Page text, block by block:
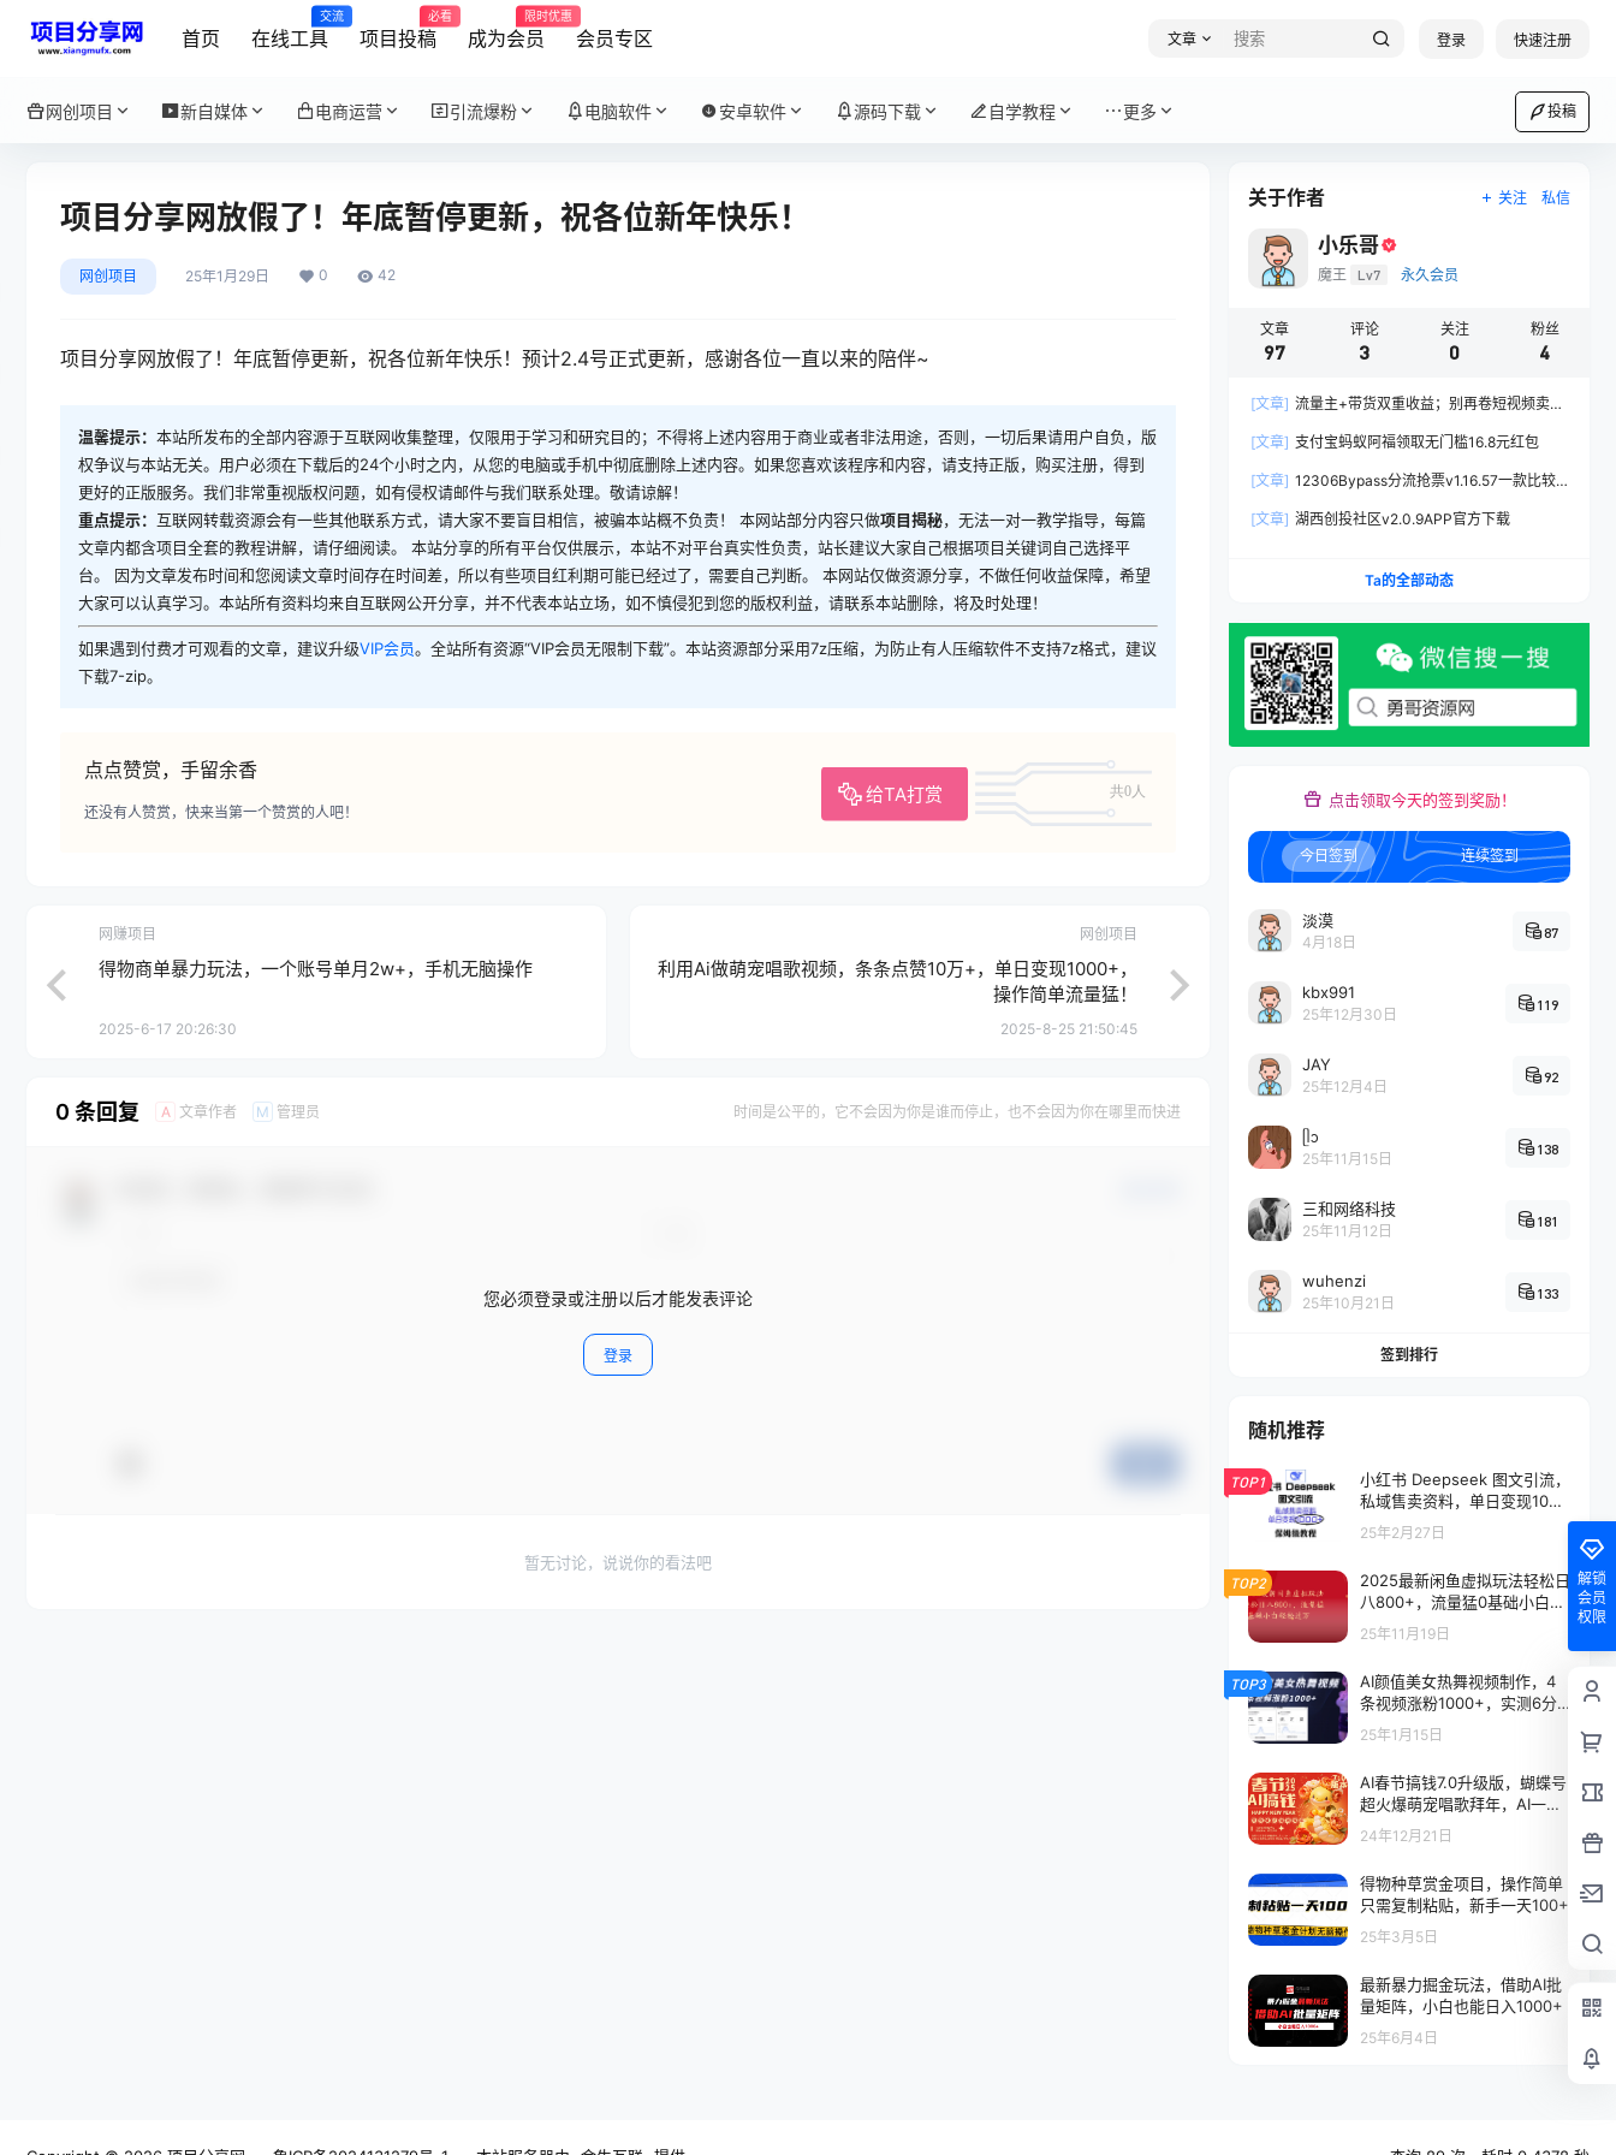
首页 在线工具
交流
项目投稿
必看
成为会员
限时优惠
会员专区 文章 登录 快速注册
网创项目 新自媒体 电商运营 引流爆粉 电脑软件 安卓软件 源码下载 自学教程 更多 投稿
项目分享网放假了！年底暂停更新，祝各位新年快乐！
网创项目 25年1月29日 0 42
项目分享网放假了！年底暂停更新，祝各位新年快乐！预计2.4号正式更新，感谢各位一直以来的陪伴~
温馨提示： 本站所发布的全部内容源于互联网收集整理，仅限用于学习和研究目的；不得将上述内容用于商业或者非法用途，否则，一切后果请用户自负，版
权争议与本站无关。用户必须在下载后的24个小时之内，从您的电脑或手机中彻底删除上述内容。如果您喜欢该程序和内容，请支持正版，购买注册，得到
更好的正版服务。我们非常重视版权问题，如有侵权请邮件与我们联系处理。敬请谅解！
重点提示： 互联网转载资源会有一些其他联系方式，请大家不要盲目相信，被骗本站概不负责！ 本网站部分内容只做项目揭秘，无法一对一教学指导，每篇
文章内都含项目全套的教程讲解，请仔细阅读。 本站分享的所有平台仅供展示，本站不对平台真实性负责，站长建议大家自己根据项目关键词自己选择平
台。 因为文章发布时间和您阅读文章时间存在时间差，所以有些项目红利期可能已经过了，需要自己判断。 本网站仅做资源分享，不做任何收益保障，希望
大家可以认真学习。本站所有资料均来自互联网公开分享，并不代表本站立场，如不慎侵犯到您的版权利益，请联系本站删除，将及时处理！
如果遇到付费才可观看的文章，建议升级VIP会员。全站所有资源“VIP会员无限制下载”。本站资源部分采用7z压缩，为防止有人压缩软件不支持7z格式，建议
下载7-zip。
点点赞赏，手留余香
给TA打赏 共0人
还没有人赞赏，快来当第一个赞赏的人吧！
网赚项目
得物商单暴力玩法，一个账号单月2w+，手机无脑操作
2025-6-17 20:26:30
网创项目
利用Ai做萌宠唱歌视频，条条点赞10万+，单日变现1000+，
操作简单流量猛！
2025-8-25 21:50:45
0 条回复 A 文章作者 M 管理员 时间是公平的，它不会因为你是谁而停止，也不会因为你在哪里而快进
您必须登录或注册以后才能发表评论
登录
暂无讨论，说说你的看法吧
关于作者 关注 私信
小乐哥
魔王 Lv7 永久会员
文章
97
评论
3
关注
0
粉丝
4
[文章] 流量主+带货双重收益；别再卷短视频卖书
方式
[文章] 支付宝蚂蚁阿福领取无门槛16.8元红包
[文章] 12306Bypass分流抢票v1.16.57一款比较
[文章] 湖西创投社区v2.0.9APP官方下载
Ta的全部动态
点击领取今天的签到奖励！
今日签到 连续签到
淡漠
4月18日
87
kbx991
25年12月30日
119
JAY
25年12月4日
92
ᥫᩣ
25年11月15日
138
三和网络科技
25年11月12日
181
wuhenzi
25年10月21日
133
签到排行
随机推荐
TOP1
小红书 Deepseek 图文引流，
私域售卖资料，单日变现1000
+，保姆级教程
25年2月27日
TOP2
2025最新闲鱼虚拟玩法轻松日
八800+，流量猛0基础小白轻
松过万
25年11月19日
TOP3
AI颜值美女热舞视频制作，4
条视频涨粉1000+，实测6分
钟一条
25年1月15日
AI春节搞钱7.0升级版，蝴蝶号
超火爆萌宠唱歌拜年，AI一键
批量制作，春节做轻松躺赚，
抓紧冲！
24年12月21日
得物种草赏金项目，操作简单
只需复制粘贴，新手一天100+
25年3月5日
最新暴力掘金玩法，借助AI批
量矩阵，小白也能日入1000+
25年6月4日
解锁
会员
权限